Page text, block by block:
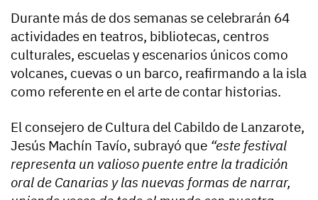
Durante más de dos semanas se celebrarán 64
actividades en teatros, bibliotecas, centros
culturales, escuelas y escenarios únicos como
volcanes, cuevas o un barco, reafirmando a la isla
como referente en el arte de contar historias.
El consejero de Cultura del Cabildo de Lanzarote,
Jesús Machín Tavío, subrayó que “este festival
representa un valioso puente entre la tradición
oral de Canarias y las nuevas formas de narrar,